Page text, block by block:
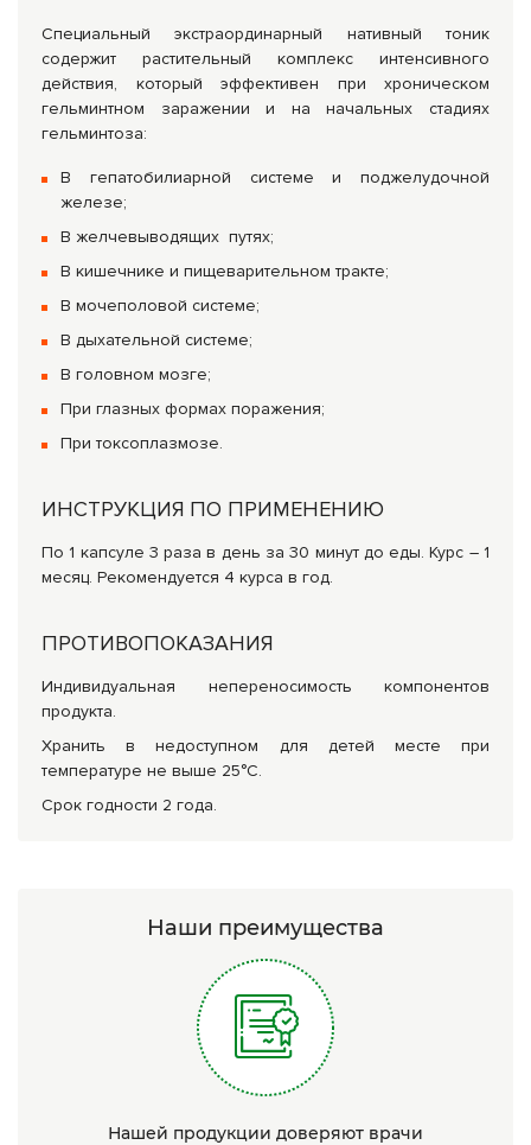
Специальный экстраординарный нативный тоник
содержит растительный комплекс интенсивного
действия, который эффективен при хроническом
гельминтном заражении и на начальных стадиях
гельминтоза:
В гепатобилиарной системе и поджелудочной
железе;
В желчевыводящих путях;
В кишечнике и пищеварительном тракте;
В мочеполовой системе;
В дыхательной системе;
В головном мозге;
При глазных формах поражения;
При токсоплазмозе.
ИНСТРУКЦИЯ ПО ПРИМЕНЕНИЮ
По 1 капсуле 3 раза в день за 30 минут до еды. Курс – 1
месяц. Рекомендуется 4 курса в год.
ПРОТИВОПОКАЗАНИЯ
Индивидуальная непереносимость компонентов
продукта.
Хранить в недоступном для детей месте при
температуре не выше 25°С.
Срок годности 2 года.
Наши преимущества
Нашей продукции доверяют врачи